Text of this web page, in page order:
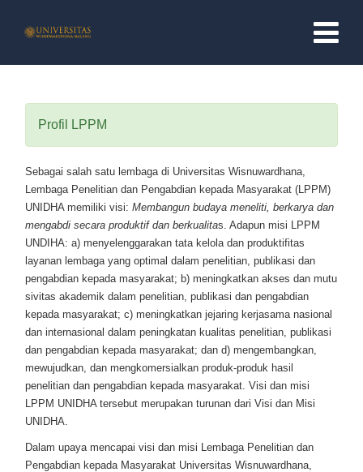
PROFIL LPPM
TUGAS POKOK & TUJUAN
STRUKTUR ORGANISASI
PELAYANAN ONLINE
PROFIL DOSEN
Profil LPPM
Sebagai salah satu lembaga di Universitas Wisnuwardhana,
Lembaga Penelitian dan Pengabdian kepada Masyarakat (LPPM)
UNIDHA memiliki visi: Membangun budaya meneliti, berkarya dan
mengabdi secara produktif dan berkualitas. Adapun misi LPPM
UNDIHA: a) menyelenggarakan tata kelola dan produktifitas
layanan lembaga yang optimal dalam penelitian, publikasi dan
pengabdian kepada masyarakat; b) meningkatkan akses dan mutu
sivitas akademik dalam penelitian, publikasi dan pengabdian
kepada masyarakat; c) meningkatkan jejaring kerjasama nasional
dan internasional dalam peningkatan kualitas penelitian, publikasi
dan pengabdian kepada masyarakat; dan d) mengembangkan,
mewujudkan, dan mengkomersialkan produk-produk hasil
penelitian dan pengabdian kepada masyarakat. Visi dan misi
LPPM UNIDHA tersebut merupakan turunan dari Visi dan Misi
UNIDHA.
Dalam upaya mencapai visi dan misi Lembaga Penelitian dan
Pengabdian kepada Masyarakat Universitas Wisnuwardhana,